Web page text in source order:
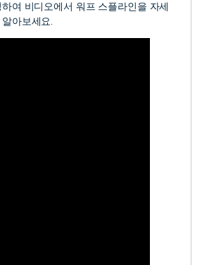
여 비디오에서 워프 스플라인을 자세
아보세요.